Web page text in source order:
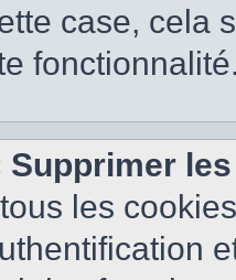
case, cela
Supprimer
les